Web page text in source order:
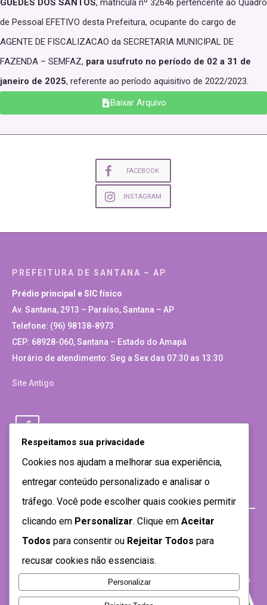
GUEDES DOS SANTOS, matrícula nº 32646 pertencente ao Quadro
de Pessoal EFETIVO desta Prefeitura, ocupante do cargo de
AGENTE DE FISCALIZACAO da SECRETARIA MUNICIPAL DE
FAZENDA – SEMFAZ, para usufruto no período de 02 a 31 de
janeiro de 2025, referente ao período aquisitivo de 2022/2023.
Baixar Arquivo
FACEBOOK
INSTAGRAM
PREFEITURA DE SANTANA – AP
Prédio principal e SIC físico
Av. Santana, 2913 – Paraíso, Santana – AP
Telefone: (96) 98138-8973
CEP: 68928-060, Santana – Estado do Amapá
Horário de atendimento: Seg a Sex das 07:30 as 13:30
Site Antigo
Respeitamos sua privacidade
Cookies nos ajudam a melhorar sua experiência,
entregar conteúdo personalizado e analisar o
tráfego. Você pode escolher quais cookies permitir
clicando em Personalizar. Clique em Aceitar
Todos para consentir ou Rejeitar Todos para
recusar cookies não essenciais.
Personalizar